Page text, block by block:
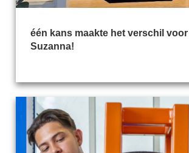
één kans maakte het verschil voor
Suzanna!